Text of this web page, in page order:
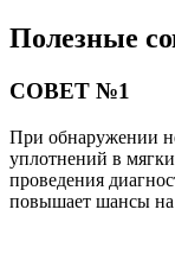
Полезные
СОВЕТ №1
При обнаружении
уплотнений в
проведения
повышает шансы на